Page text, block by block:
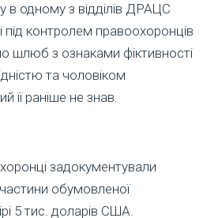
в одному з відділів ДРАЦС
під контролем правоохоронців
шлюб з ознаками фіктивності
та чоловіком
її раніше не знав.
задокументували
обумовленої
5 тис. доларів США.